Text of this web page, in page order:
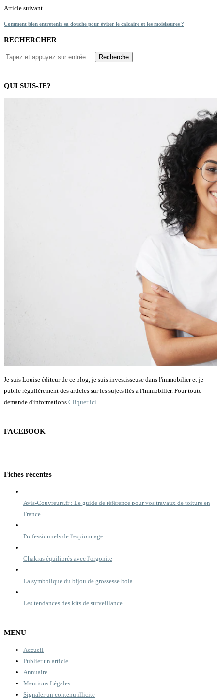
Article suivant
Comment bien entretenir sa douche pour éviter le calcaire et les moisissures ?
RECHERCHER
QUI SUIS-JE?
Je suis Louise éditeur de ce blog, je suis investisseuse dans l'immobilier et je
publie régulièrement des articles sur les sujets liés a l'immobilier. Pour toute
demande d'informations Cliquer ici
FACEBOOK
Fiches récentes
Avis-Couvreurs.fr : Le guide de référence pour vos travaux de toiture en
France
Professionnels de l'espionnage
Chakras équilibrés avec l'orgonite
La symbolique du bijou de grossesse bola
Les tendances des kits de surveillance
MENU
Accueil
Publier un article
Annuaire
Mentions Légales
Signaler un contenu illicite